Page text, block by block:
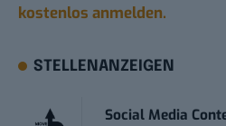
kostenlos anmelden.
STELLENANZEIGEN
Social Media